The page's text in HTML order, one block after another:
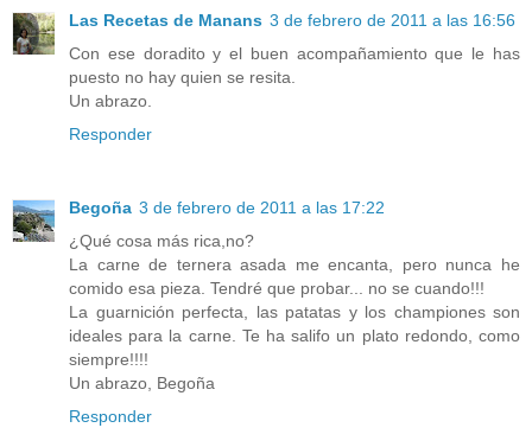
Las Recetas de Manans 3 de febrero de 2011 a las 16:56
Con ese doradito y el buen acompañamiento que le has
puesto no hay quien se resita.
Un abrazo.
Responder
Begoña 3 de febrero de 2011 a las 17:22
¿Qué cosa más rica,no?
La carne de ternera asada me encanta, pero nunca he
comido esa pieza. Tendré que probar... no se cuando!!!
La guarnición perfecta, las patatas y los championes son
ideales para la carne. Te ha salifo un plato redondo, como
siempre!!!!
Un abrazo, Begoña
Responder